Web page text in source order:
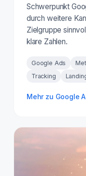
Schwerpunkt
durch weitere
Zielgruppe
klare Zahlen.
Google Ads
Tracking
Mehr zu Google